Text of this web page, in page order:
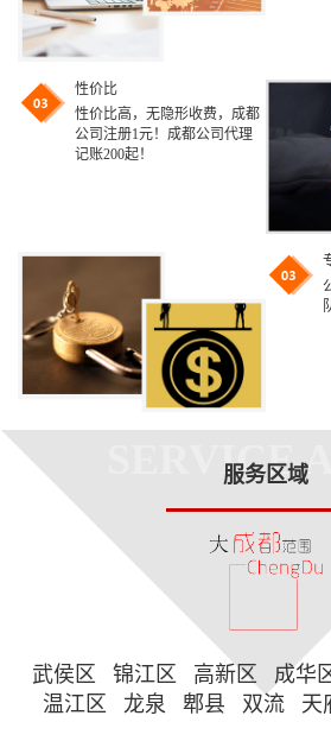
性价比
性价比高，无隐形收费，成都
公司注册1元！成都公司代理
记账200起！
SERVICE
服务区域
武侯区 锦江区 高新区 成华
温江区
龙泉 郫县 双流 天